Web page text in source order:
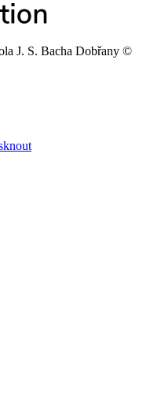
J. S. Bacha Dobřany ©